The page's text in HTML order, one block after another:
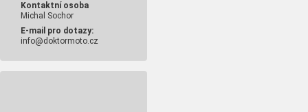
Kontaktní osoba
Michal Sochor
E-mail pro dotazy:
info@doktormoto.cz